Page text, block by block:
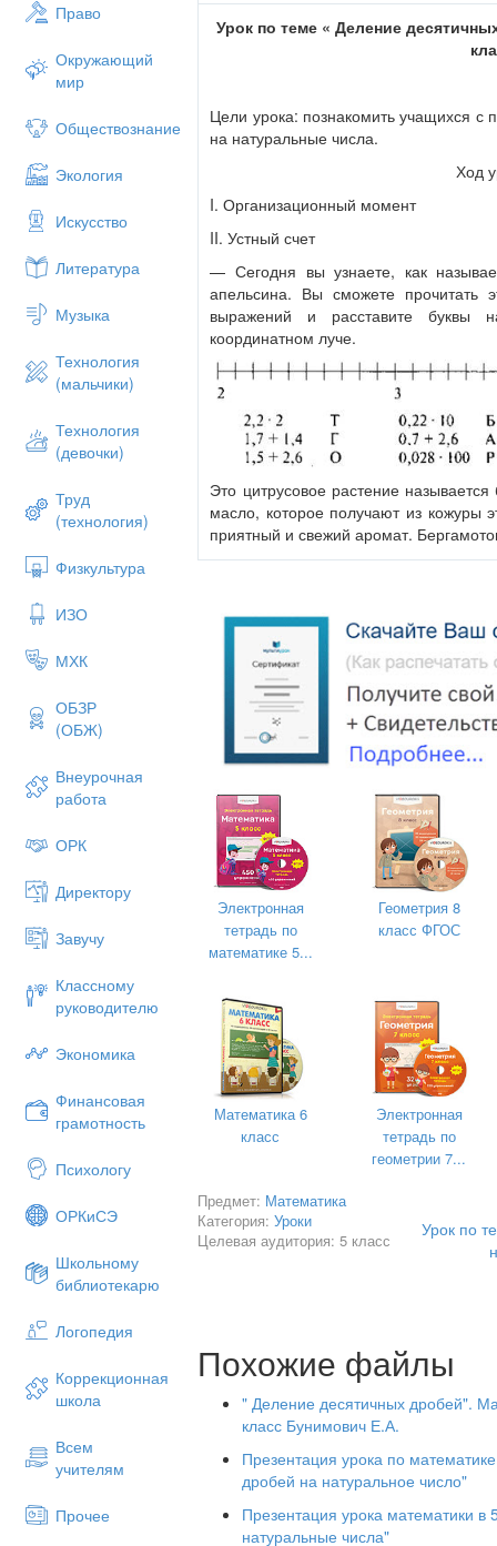
Право
Окружающий
мир
Обществознание
Экология
Искусство
Литература
Музыка
Технология
(мальчики)
Технология
(девочки)
Труд
(технология)
Физкультура
ИЗО
МХК
ОБЗР
(ОБЖ)
Внеурочная
работа
ОРК
Директору
Завучу
Классному
руководителю
Экономика
Финансовая
грамотность
Психологу
ОРКиСЭ
Школьному
библиотекарю
Логопедия
Коррекционная
школа
Всем
учителям
Прочее
Урок по теме « Деление
Цели урока: познакомить учащихся с
на натуральные числа.
Ход
I. Организационный момент
II. Устный счет
— Сегодня вы узнаете, как
апельсина. Вы сможете прочитать
выражений и расставите буквы
координатном луче.
Это цитрусовое растение
масло, которое получают из кожуры
приятный и свежий аромат.
— Решив следующие примеры и
Да, это страна Италия.
III. Определение темы урока
— Исходя из выполненных заданий,
IV. Работа по теме урока
1. Работа по статье учебника.
— Прочитайте статью учебника и
2. С. 210, № 1340 (работа в паре с
3. №№ учебника
— Какова масса одного трактора?
— Сколько тракторов погрузили?
— Что можем узнать? (Массу трех
— Что сказано про массу трех
— Как узнать массу одних аэросаней?
— Запишите решение задачи.
V. Повторение изученного материала
№№ учебника
Электронная
тетрадь по
математике 5...
Геометрия 8
класс ФГОС
Математика 6
класс
Электронная
тетрадь по
геометрии 7...
Предмет: Математика
Категория:Уроки
Целевая аудитория: 5 класс
Урок по
Похожие файлы
" Деление десятичных дробей".
класс Бунимович Е.А.
Презентация урока по
дробей на натуральное число"
Презентация урока математики
натуральные числа"